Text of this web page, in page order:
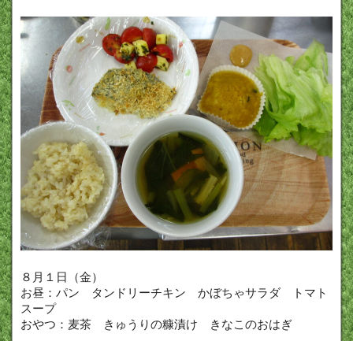
８月１日（金）
お昼：パン タンドリーチキン かぼちゃサラダ トマト
スープ
おやつ：麦茶 きゅうりの糠漬け きなこのおはぎ